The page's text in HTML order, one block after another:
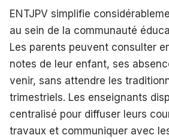
ENTJPV simplifie
au sein de la communauté
Les parents peuvent consulter
notes de leur enfant, ses
venir, sans attendre les
trimestriels. Les enseignants
centralisé pour diffuser leurs
travaux et communiquer avec